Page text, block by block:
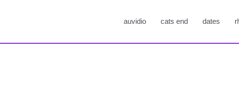
auvidio cats end dates